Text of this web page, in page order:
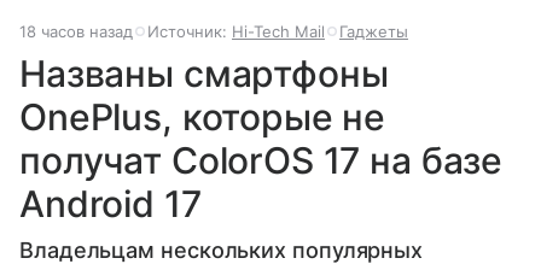
18 часов назад Источник: Hi-Tech Mail Гаджеты
Названы смартфоны
OnePlus, которые не
получат ColorOS 17 на базе
Android 17
Владельцам нескольких популярных